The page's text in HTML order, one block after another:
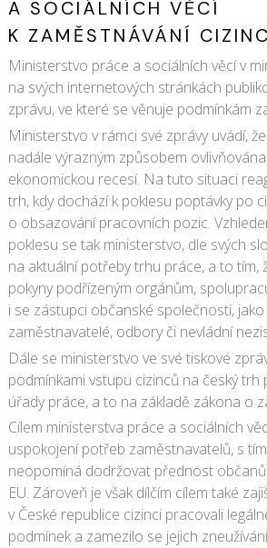
A SOCIÁLNÍCH VĚCÍ
K ZAMĚSTNÁVÁNÍ
Ministerstvo práce a sociálních věcí v
na svých internetových stránkách
zprávu, ve které se věnuje podmínkám
Ministerstvo v rámci své zprávy uvádí,
nadále výrazným způsobem
ekonomickou recesí. Na tuto situaci
trh, kdy dochází k poklesu poptávky po
o obsazování pracovních pozic.
poklesu se tak ministerstvo, dle svých
na aktuální potřeby trhu práce, a to tím,
pokyny podřízeným orgánům,
i se zástupci občanské společnosti,
zaměstnavatelé, odbory či nevládní
Dále se ministerstvo ve své tiskové
podmínkami vstupu cizinců na český trh
úřady práce, a to na základě zákona o
Cílem ministerstva práce a sociálních
uspokojení potřeb zaměstnavatelů, s
neopomíná dodržovat přednost občanů
EU. Zároveň je však dílčím cílem také
v České republice cizinci pracovali
podmínek a zamezilo se jejich